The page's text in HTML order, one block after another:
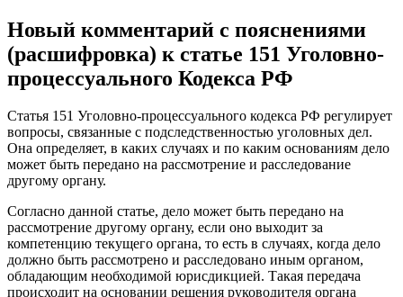
Новый комментарий с пояснениями
(расшифровка) к статье 151 Уголовно-
процессуального Кодекса РФ
Статья 151 Уголовно-процессуального кодекса РФ регулирует
вопросы, связанные с подследственностью уголовных дел.
Она определяет, в каких случаях и по каким основаниям дело
может быть передано на рассмотрение и расследование
другому органу.
Согласно данной статье, дело может быть передано на
рассмотрение другому органу, если оно выходит за
компетенцию текущего органа, то есть в случаях, когда дело
должно быть рассмотрено и расследовано иным органом,
обладающим необходимой юрисдикцией. Такая передача
происходит на основании решения руководителя органа